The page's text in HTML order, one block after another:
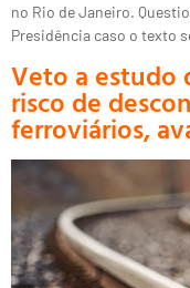
no Rio de Janeiro.
Presidência caso o texto
Veto a estudo
risco de
ferroviários,